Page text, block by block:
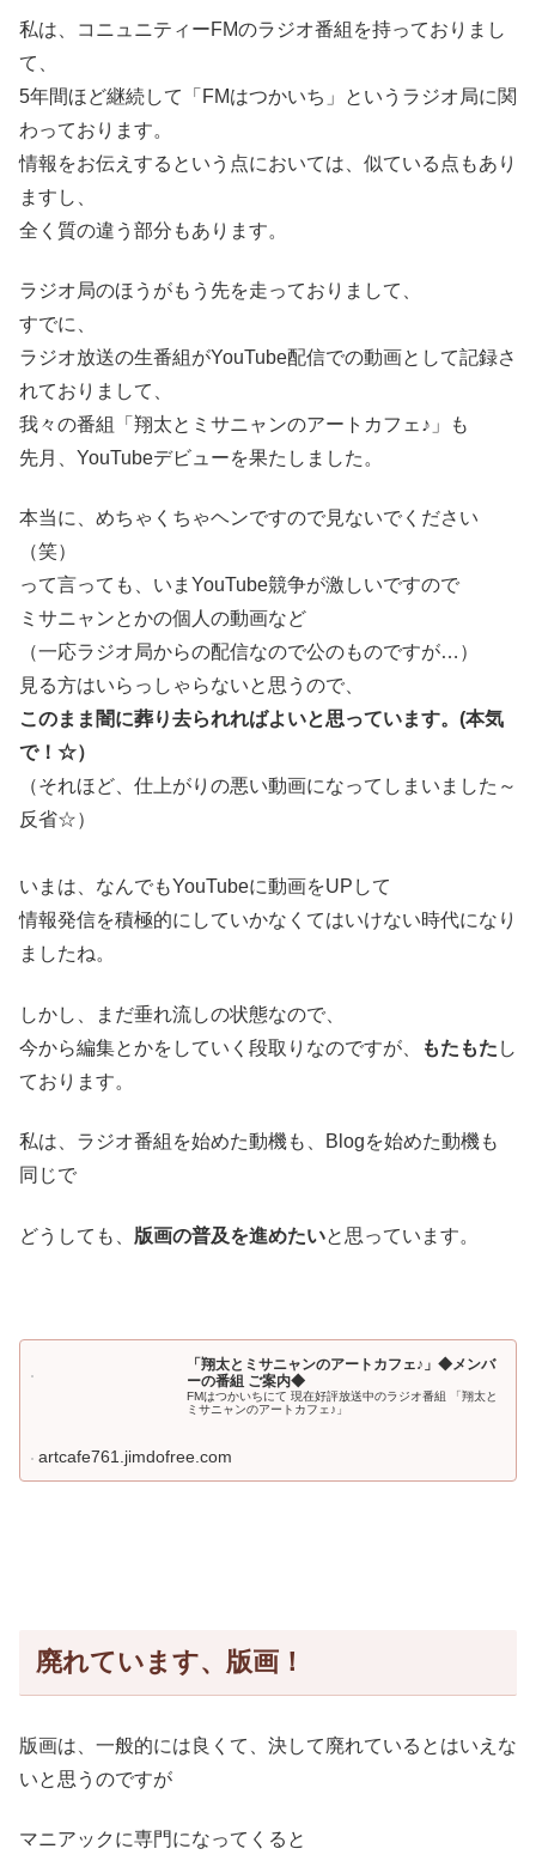
私は、コニュニティーFMのラジオ番組を持っておりまし
て、
5年間ほど継続して「FMはつかいち」というラジオ局に関
わっております。
情報をお伝えするという点においては、似ている点もあり
ますし、
全く質の違う部分もあります。
ラジオ局のほうがもう先を走っておりまして、
すでに、
ラジオ放送の生番組がYouTube配信での動画として記録さ
れておりまして、
我々の番組「翔太とミサニャンのアートカフェ♪」も
先月、YouTubeデビューを果たしました。
本当に、めちゃくちゃヘンですので見ないでください
（笑）
って言っても、いまYouTube競争が激しいですので
ミサニャンとかの個人の動画など
（一応ラジオ局からの配信なので公のものですが…）
見る方はいらっしゃらないと思うので、
このまま闇に葬り去られればよいと思っています。(本気
で！☆）
（それほど、仕上がりの悪い動画になってしまいました～
反省☆）
いまは、なんでもYouTubeに動画をUPして
情報発信を積極的にしていかなくてはいけない時代になり
ましたね。
しかし、まだ垂れ流しの状態なので、
今から編集とかをしていく段取りなのですが、
もたもた し
ております。
私は、ラジオ番組を始めた動機も、Blogを始めた動機も
同じで
どうしても、 版画の普及を進めたいと思っています。
「翔太とミサニャンのアートカフェ♪」◆メンバ
ーの番組 ご案内◆
FMはつかいちにて 現在好評放送中のラジオ番組 「翔太と
ミサニャンのアートカフェ♪」
artcafe761.jimdofree.com
廃れています、版画！
版画は、一般的には良くて、決して廃れているとはいえな
いと思うのですが
マニアックに専門になってくると